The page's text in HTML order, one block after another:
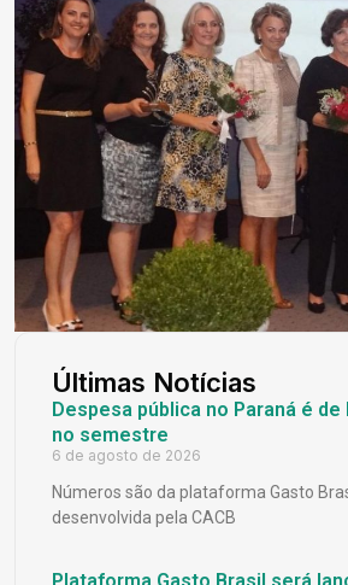
Últimas Notícias
Despesa pública no Paraná é de
no semestre
6 de agosto de 2026
Números são da plataforma Gasto
desenvolvida pela CACB